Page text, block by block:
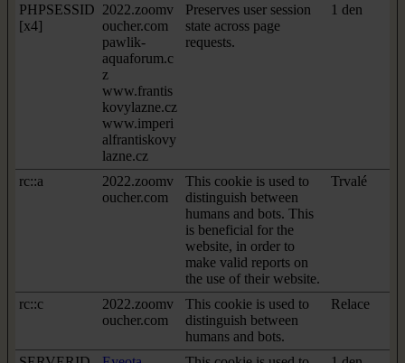
PHPSESSID
[x4]
2022.zoomv
oucher.com
pawlik-
aquaforum.c
z
www.frantis
kovylazne.cz
www.imperi
alfrantiskovy
lazne.cz
Preserves user session
state across page
requests.
1 den
rc::a
2022.zoomv
oucher.com
This cookie is used to
distinguish between
humans and bots. This
is beneficial for the
website, in order to
make valid reports on
the use of their website.
Trvalé
rc::c
2022.zoomv
oucher.com
This cookie is used to
distinguish between
humans and bots.
Relace